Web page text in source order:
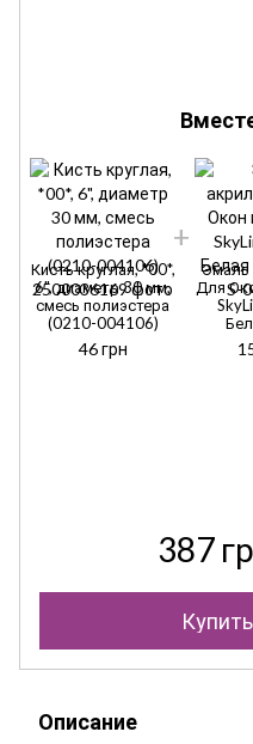
Кисть круглая, *00*,
6", диаметр 30 мм,
смесь полиэстера
(0210-004106)
46 грн
Эмаль
Для
387
Описание